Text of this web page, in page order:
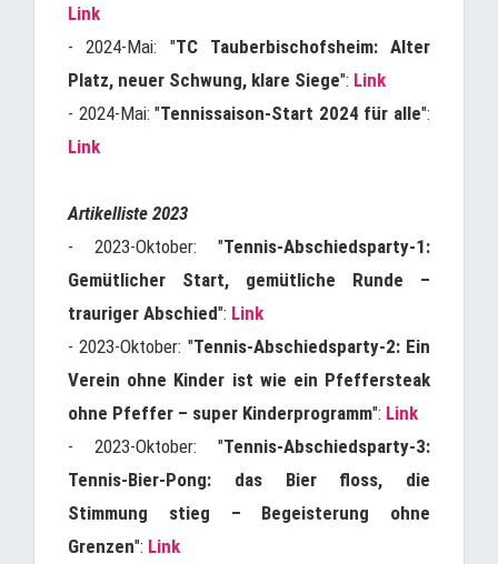
Link
- 2024-Mai: "TC Tauberbischofsheim: Alter
Platz, neuer Schwung, klare Siege": Link
- 2024-Mai: "Tennissaison-Start 2024 für alle":
Link
Artikelliste 2023
- 2023-Oktober: "Tennis-Abschiedsparty-1:
Gemütlicher Start, gemütliche Runde –
trauriger Abschied": Link
- 2023-Oktober: "Tennis-Abschiedsparty-2: Ein
Verein ohne Kinder ist wie ein Pfeffersteak
ohne Pfeffer – super Kinderprogramm": Link
- 2023-Oktober: "Tennis-Abschiedsparty-3:
Tennis-Bier-Pong: das Bier floss, die
Stimmung stieg – Begeisterung ohne
Grenzen": Link